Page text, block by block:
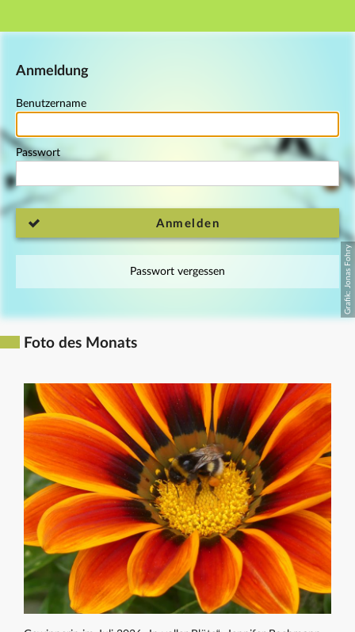
Hauptnavigation
Anmeldung
Benutzername
Passwort
Anmelden
Passwort vergessen
Foto des Monats